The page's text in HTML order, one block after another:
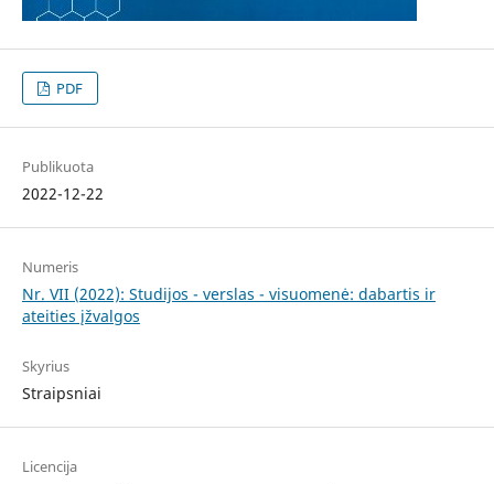
PDF
Publikuota
2022-12-22
Numeris
Nr. VII (2022): Studijos - verslas - visuomenė: dabartis ir
ateities įžvalgos
Skyrius
Straipsniai
Licencija